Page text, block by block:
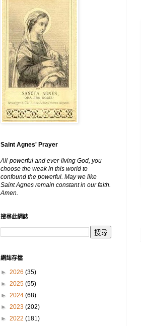
Saint Agnes' Prayer
All-powerful and ever-living God, you
choose the weak in this world to
confound the powerful. May we like
Saint Agnes remain constant in our faith.
Amen.
搜尋此網誌
網誌存檔
► 2026 (35)
► 2025 (55)
► 2024 (68)
► 2023 (202)
► 2022 (181)